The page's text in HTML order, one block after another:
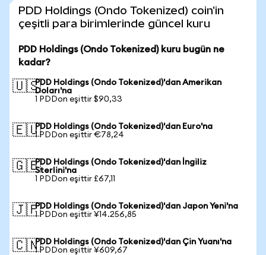
PDD Holdings (Ondo Tokenized) coin'in
çeşitli para birimlerinde güncel kuru
PDD Holdings (Ondo Tokenized) kuru bugün ne
kadar?
🇺🇸PDD Holdings (Ondo Tokenized)'dan Amerikan
Doları'na
1 PDDon eşittir $90,33
🇪🇺PDD Holdings (Ondo Tokenized)'dan Euro'na
1 PDDon eşittir €78,24
🇬🇧PDD Holdings (Ondo Tokenized)'dan İngiliz
Sterlini'na
1 PDDon eşittir £67,11
🇯🇵PDD Holdings (Ondo Tokenized)'dan Japon Yeni'na
1 PDDon eşittir ¥14.256,85
🇨🇳PDD Holdings (Ondo Tokenized)'dan Çin Yuanı'na
1 PDDon eşittir ¥609,67